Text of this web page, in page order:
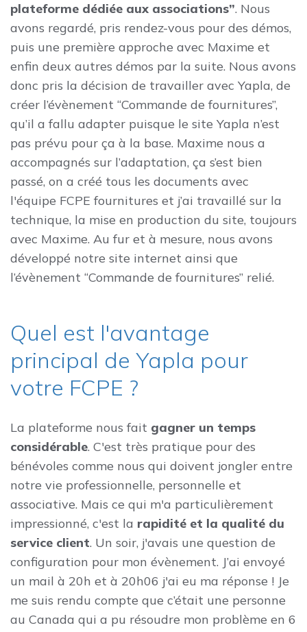
plateforme dédiée aux associations”. Nous
avons regardé, pris rendez-vous pour des démos,
puis une première approche avec Maxime et
enfin deux autres démos par la suite. Nous avons
donc pris la décision de travailler avec Yapla, de
créer l’évènement “Commande de fournitures”,
qu’il a fallu adapter puisque le site Yapla n’est
pas prévu pour ça à la base. Maxime nous a
accompagnés sur l’adaptation, ça s’est bien
passé, on a créé tous les documents avec
l'équipe FCPE fournitures et j’ai travaillé sur la
technique, la mise en production du site, toujours
avec Maxime. Au fur et à mesure, nous avons
développé notre site internet ainsi que
l’évènement “Commande de fournitures” relié.
Quel est l'avantage
principal de Yapla pour
votre FCPE ?
La plateforme nous fait gagner un temps
considérable. C'est très pratique pour des
bénévoles comme nous qui doivent jongler entre
notre vie professionnelle, personnelle et
associative. Mais ce qui m'a particulièrement
impressionné, c'est la rapidité et la qualité du
service client. Un soir, j'avais une question de
configuration pour mon évènement. J’ai envoyé
un mail à 20h et à 20h06 j'ai eu ma réponse ! Je
me suis rendu compte que c’était une personne
au Canada qui a pu résoudre mon problème en 6